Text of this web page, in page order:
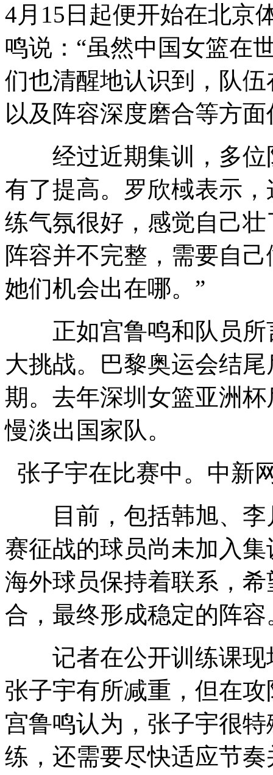
4月15日起便开始在北京
鸣说：“虽然中国女篮在
们也清醒地认识到，队
以及阵容深度磨合等方
经过近期集训，多位
有了提高。罗欣棫表示
练气氛很好，感觉自己
阵容并不完整，需要自
她们机会出在哪。”
正如宫鲁鸣和队员所
大挑战。巴黎奥运会结
期。去年深圳女篮亚洲
慢淡出国家队。
张子宇在比赛中。中新
目前，包括韩旭、李
赛征战的球员尚未加入
海外球员保持着联系，
合，最终形成稳定的阵容
记者在公开训练课现
张子宇有所减重，但在
宫鲁鸣认为，张子宇很
练，还需要尽快适应节